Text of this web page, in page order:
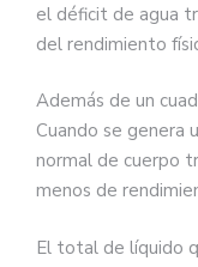
el déficit de agua
del rendimiento
Además de un
Cuando se genera
normal de cuerpo
menos de
El total de líquido